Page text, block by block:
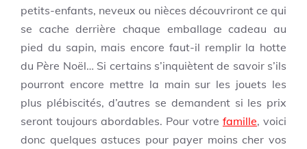
petits-enfants, neveux ou nièces découvriront ce qui
se cache derrière chaque emballage cadeau au
pied du sapin, mais encore faut-il remplir la hotte
du Père Noël… Si certains s’inquiètent de savoir s’ils
pourront encore mettre la main sur les jouets les
plus plébiscités, d’autres se demandent si les prix
seront toujours abordables. Pour votre famille, voici
donc quelques astuces pour payer moins cher vos